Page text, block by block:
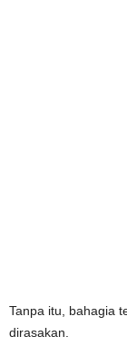
Tanpa itu, bahagia
dirasakan.